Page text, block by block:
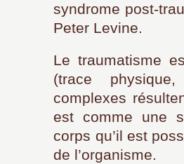
syndrome post-
Peter Levine.
Le traumatisme
(trace
complexes
est comme une
corps qu’il est
de l’organisme.